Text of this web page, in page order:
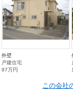
外壁
戸建住宅
97万円
この会社